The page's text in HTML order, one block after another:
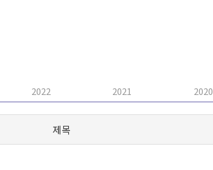
2022 2021 2020
제목